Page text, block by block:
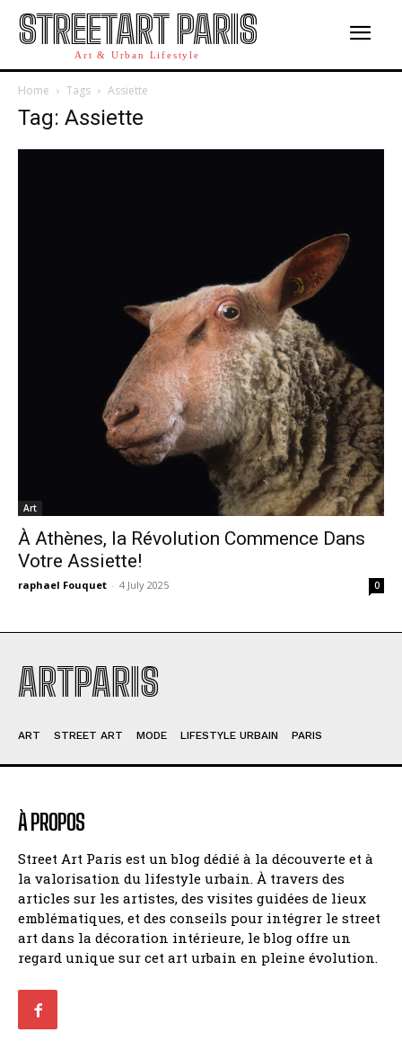
STREETART PARIS
Art & Urban Lifestyle
Home Tags Assiette
Tag: Assiette
Art
À Athènes, la Révolution Commence Dans
Votre Assiette!
raphael Fouquet - 4 July 2025 0
ARTPARIS
ART STREET ART MODE LIFESTYLE URBAIN PARIS
À PROPOS
Street Art Paris est un blog dédié à la découverte et à
la valorisation du lifestyle urbain. À travers des
articles sur les artistes, des visites guidées de lieux
emblématiques, et des conseils pour intégrer le street
art dans la décoration intérieure, le blog offre un
regard unique sur cet art urbain en pleine évolution.